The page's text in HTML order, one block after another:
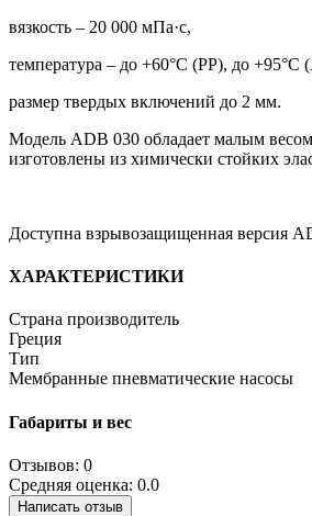
вязкость – 20 000 мПа·с,
температура – до +60°C (PP), до
размер твердых включений до 2 мм.
Модель ADB 030 обладает малым
изготовлены из химически стойких
Доступна взрывозащищенная версия
ХАРАКТЕРИСТИКИ
Страна производитель
Греция
Тип
Мембранные пневматические насосы
Габариты и вес
Отзывов: 0
Средняя оценка: 0.0
Написать отзыв